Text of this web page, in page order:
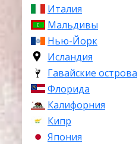
Италия
Мальдивы
Нью-Йорк
Исландия
Гавайские острова
Флорида
Калифорния
Кипр
Япония